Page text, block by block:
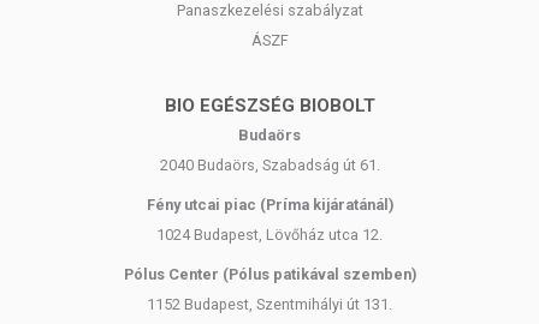
Panaszkezelési szabályzat
ÁSZF
BIO EGÉSZSÉG BIOBOLT
Budaörs
2040 Budaörs, Szabadság út 61.
Fény utcai piac (Príma kijáratánál)
1024 Budapest, Lövőház utca 12.
Pólus Center (Pólus patikával szemben)
1152 Budapest, Szentmihályi út 131.